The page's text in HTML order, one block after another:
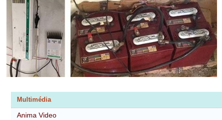
Multimédia
Anima Video